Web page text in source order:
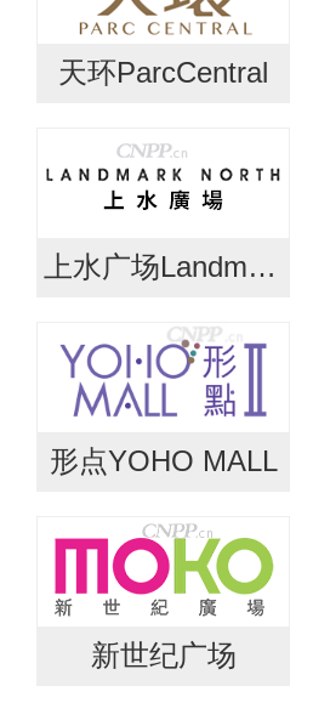
天环ParcCentral
上水广场Landmark North
形点YOHO MALL
新世纪广场